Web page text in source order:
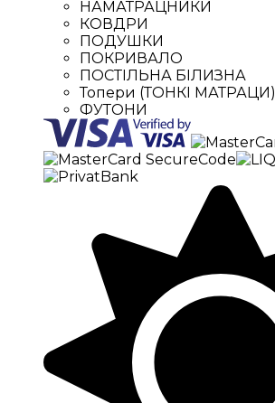
НАМАТРАЦНИКИ
КОВДРИ
ПОДУШКИ
ПОКРИВАЛО
ПОСТІЛЬНА БІЛИЗНА
Топери (ТОНКІ МАТРАЦИ)
ФУТОНИ